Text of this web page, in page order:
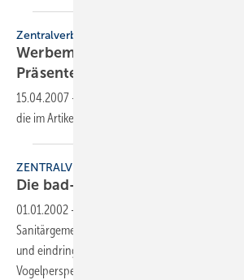
Zentralverband
Werbemittel
Präsente mit
15.04.2007 -
die im Artikel verlinkte Datei, um auf den Inhalt
ZENTRALVERBAND
Die bad-Kampagne geht
01.01.2002 -
Sanitärgemeinschaftswerbung erfolgreich im
und eindringlich die Betrachtungsweise eines
Vogelperspektive. Der Eckring im bad-Logo weist